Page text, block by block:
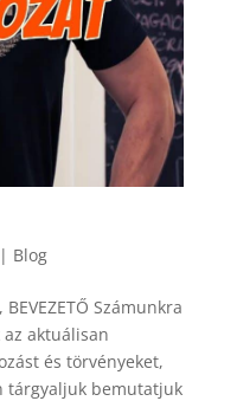
Blog
BEVEZETŐ Számunkra
aktuálisan
és törvényeket,
tárgyaljuk bemutatjuk